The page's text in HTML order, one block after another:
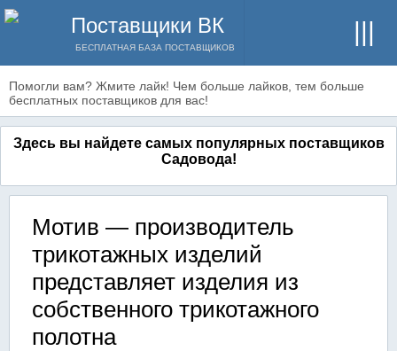
Поставщики ВК
БЕСПЛАТНАЯ БАЗА ПОСТАВЩИКОВ
Помогли вам? Жмите лайк! Чем больше лайков, тем больше
бесплатных поставщиков для вас!
Здесь вы найдете самых популярных поставщиков
Садовода!
Мотив — производитель
трикотажных изделий
представляет изделия из
собственного трикотажного
полотна